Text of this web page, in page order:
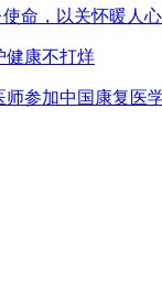
使命，以关怀暖人心
健康不打烊
参加中国康复医